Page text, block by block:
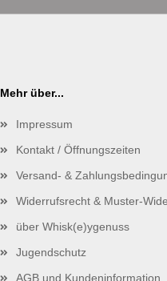
Mehr über...
Impressum
Kontakt / Öffnungszeiten
Versand- &
Widerrufsrecht & Muster-
über Whisk(e)ygenuss
Jugendschutz
AGB und Kundeninformation